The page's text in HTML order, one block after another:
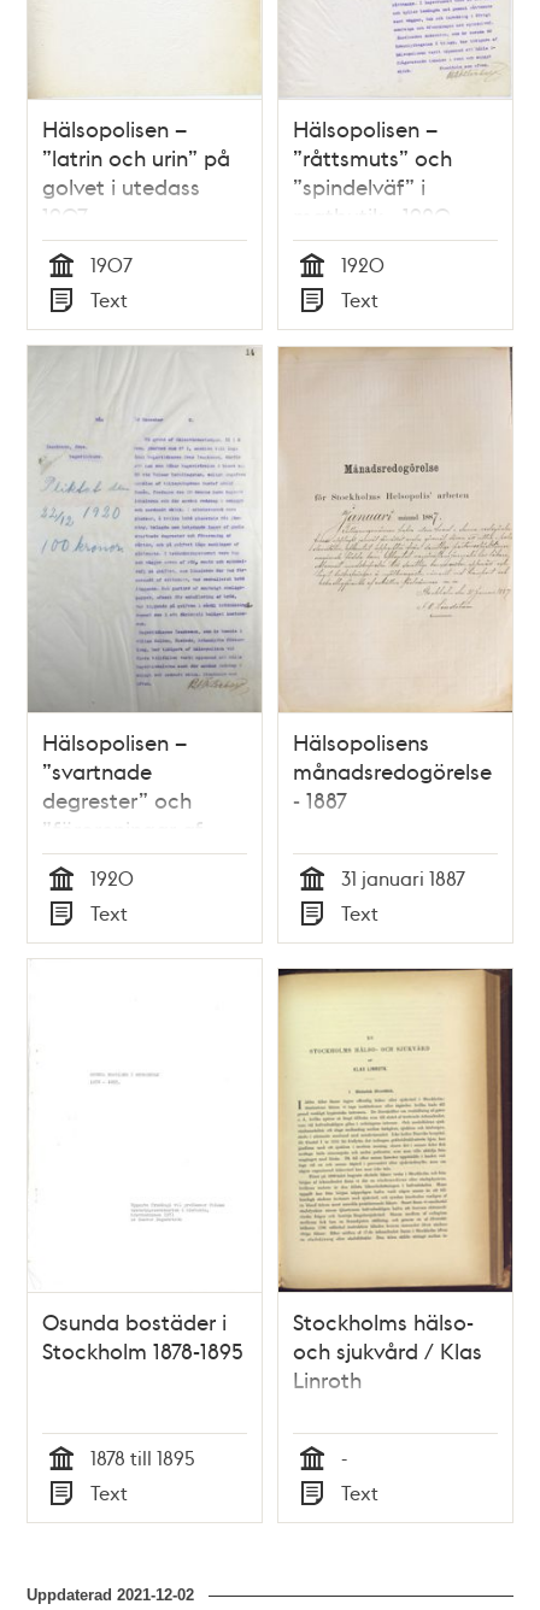
Hälsopolisen –
”latrin och urin” på
golvet i utedass
1907
Tid
1907
Typ
Text
Hälsopolisen –
”råttsmuts” och
”spindelväf” i
matbutik - 1920
Tid
1920
Typ
Text
Hälsopolisen –
”svartnade
degrester” och
”föroreningar af
råttor” i bageri -
1920
Tid
1920
Typ
Text
Hälsopolisens
månadsredogörelse
- 1887
Tid
31 januari 1887
Typ
Text
Osunda bostäder i
Stockholm 1878-1895
Tid
1878 till 1895
Typ
Text
Stockholms hälso-
och sjukvård / Klas
Linroth
Tid
-
Typ
Text
Uppdaterad2021-12-02